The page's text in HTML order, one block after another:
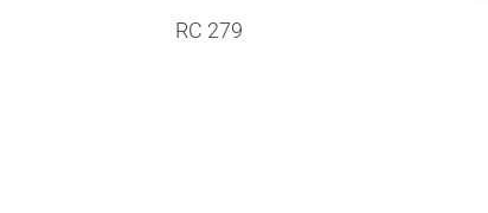
RC 279